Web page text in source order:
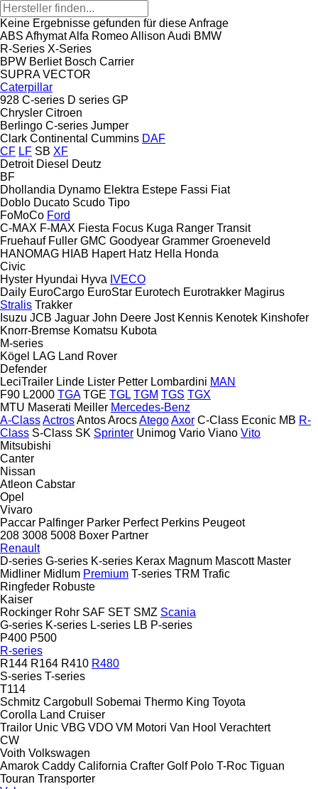
Keine Ergebnisse gefunden für diese Anfrage
ABS AfhymatAlfa RomeoAllison Audi BMW
R-Series X-Series
BPW Berliet Bosch Carrier
SUPRA VECTOR
Caterpillar
928 C-series D series GP
Chrysler Citroen
Berlingo C-series Jumper
Clark Continental Cummins DAF
CF LF SB XF
Detroit Diesel Deutz
BF
Dhollandia Dynamo Elektra Estepe Fassi Fiat
Doblo Ducato Scudo Tipo
FoMoCo Ford
C-MAX F-MAX Fiesta Focus Kuga Ranger Transit
Fruehauf Fuller GMC Goodyear Grammer Groeneveld
HANOMAG HIAB Hapert Hatz Hella Honda
Civic
Hyster Hyundai Hyva IVECO
Daily EuroCargo EuroStar Eurotech Eurotrakker Magirus
Stralis Trakker
Isuzu JCB Jaguar John Deere Jost Kennis Kenotek Kinshofer
Knorr-Bremse Komatsu Kubota
M-series
Kögel
LAG Land Rover
Defender
LeciTrailer Linde Lister Petter Lombardini MAN
F90 L2000 TGA TGE TGL TGM TGS TGX
MTU Maserati Meiller Mercedes-Benz
A-ClassActrosAntosArocsAtegoAxor C-Class Econic MB R-
Class S-Class SK Sprinter Unimog Vario Viano Vito
Mitsubishi
Canter
Nissan
Atleon Cabstar
Opel
Vivaro
Paccar Palfinger Parker Perfect Perkins Peugeot
208 3008 5008 Boxer Partner
Renault
D-series G-series K-series Kerax Magnum Mascott Master
Midliner Midlum Premium T-series TRM Trafic
Ringfeder Robuste
Kaiser
Rockinger Rohr SAF SET SMZ Scania
G-series K-series L-series LB P-series
P400 P500
R-series
R144 R164 R410 R480
S-series T-series
T114
Schmitz Cargobull
Sobemai Thermo King Toyota
Corolla Land Cruiser
Trailor Unic VBG VDO VM Motori Van Hool Verachtert
CW
Voith Volkswagen
Amarok Caddy California Crafter Golf Polo T-Roc Tiguan
Touran Transporter